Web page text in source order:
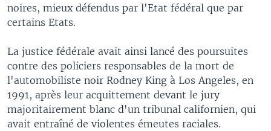
noires, mieux défendus par l'Etat fédéral que par
certains Etats.
La justice fédérale avait ainsi lancé des poursuites
contre des policiers responsables de la mort de
l'automobiliste noir Rodney King à Los Angeles, en
1991, après leur acquittement devant le jury
majoritairement blanc d'un tribunal californien, qui
avait entraîné de violentes émeutes raciales.